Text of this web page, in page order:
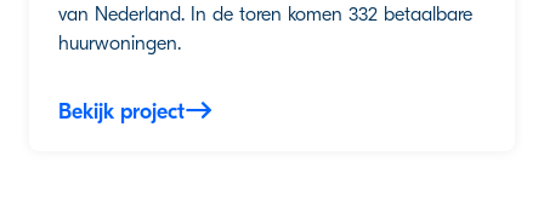
van Nederland. In de toren komen 332 betaalbare
huurwoningen.
Bekijk project